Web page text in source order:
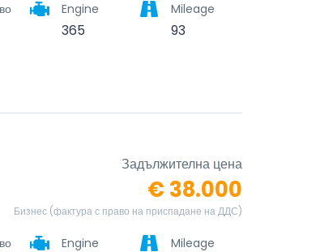
Engine
365
Mileage
93
Задължителна цена
€ 38.000
Бизнес (фактура с право на приспадане на ДДС)
Engine Mileage